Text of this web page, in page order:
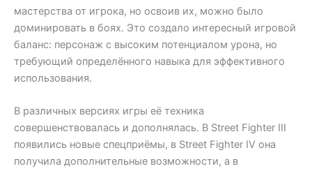
мастерства от игрока, но освоив их, можно было
доминировать в боях. Это создало интересный игровой
баланс: персонаж с высоким потенциалом урона, но
требующий определённого навыка для эффективного
использования.
В различных версиях игры её техника
совершенствовалась и дополнялась. В Street Fighter III
появились новые спецприёмы, в Street Fighter IV она
получила дополнительные возможности, а в